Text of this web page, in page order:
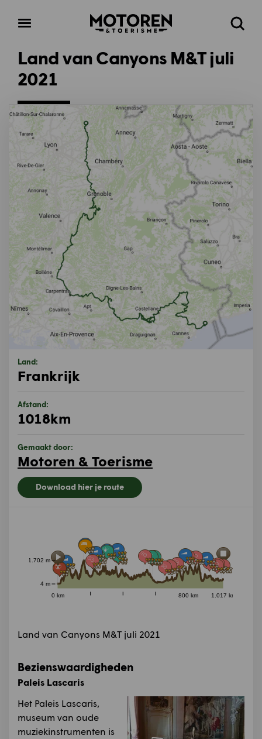
Open
Homepage Zoeken
Land van Canyons M&T juli
2021
0 km 800 km 1.017 km
4 m
1.702 m
Land van Canyons M&T juli 2021
Bezienswaardigheden
Paleis Lascaris
Het Paleis Lascaris,
museum van oude
muziekinstrumenten is
Land:
Frankrijk
Afstand:
1018km
Gemaakt door:
Motoren & Toerisme
Download hier je route